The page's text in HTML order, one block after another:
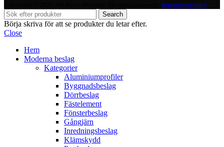
Integritetspolicy
Search
Börja skriva för att se produkter du letar efter.
Close
Hem
Moderna beslag
Kategorier
Aluminiumprofiler
Byggnadsbeslag
Dörrbeslag
Fästelement
Fönsterbeslag
Gångjärn
Inredningsbeslag
Klämskydd